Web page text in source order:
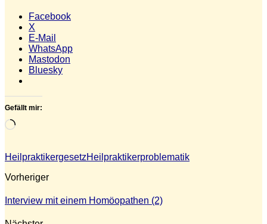
Facebook
X
E-Mail
WhatsApp
Mastodon
Bluesky
Gefällt mir:
Wird
HeilpraktikergesetzHeilpraktikerproblematik
Vorheriger
Interview mit einem Homöopathen (2)